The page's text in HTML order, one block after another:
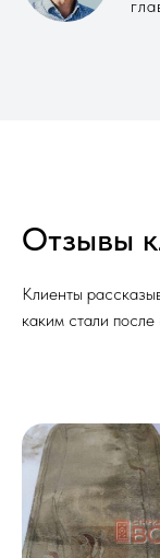
Отзывы
Клиенты
каким стали после